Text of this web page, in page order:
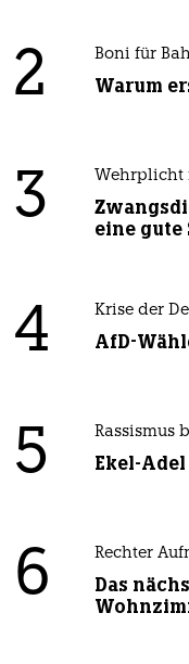
2 Boni für
Warum
3 Wehrplicht
eine gute
4 Krise der
AfD-
5 Rassismus
Ekel-
6 Rechter
Das